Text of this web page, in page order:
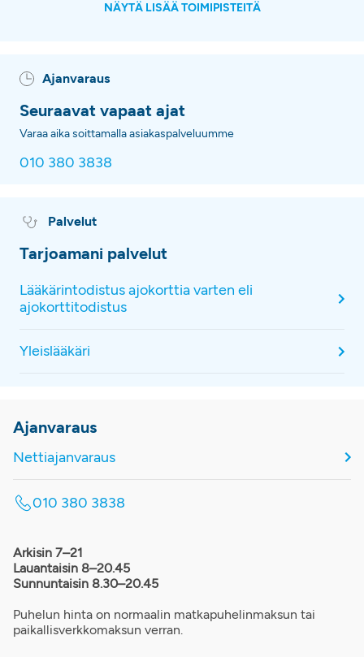
NÄYTÄ LISÄÄ TOIMIPISTEITÄ
Ajanvaraus
Seuraavat vapaat ajat
Varaa aika soittamalla asiakaspalveluumme
010 380 3838
Palvelut
Tarjoamani palvelut
Lääkärintodistus ajokorttia varten eli
ajokorttitodistus
Yleislääkäri
Ajanvaraus
Nettiajanvaraus
010 380 3838
Arkisin 7–21
Lauantaisin 8–20.45
Sunnuntaisin 8.30–20.45
Puhelun hinta on normaalin matkapuhelinmaksun tai
paikallisverkkomaksun verran.